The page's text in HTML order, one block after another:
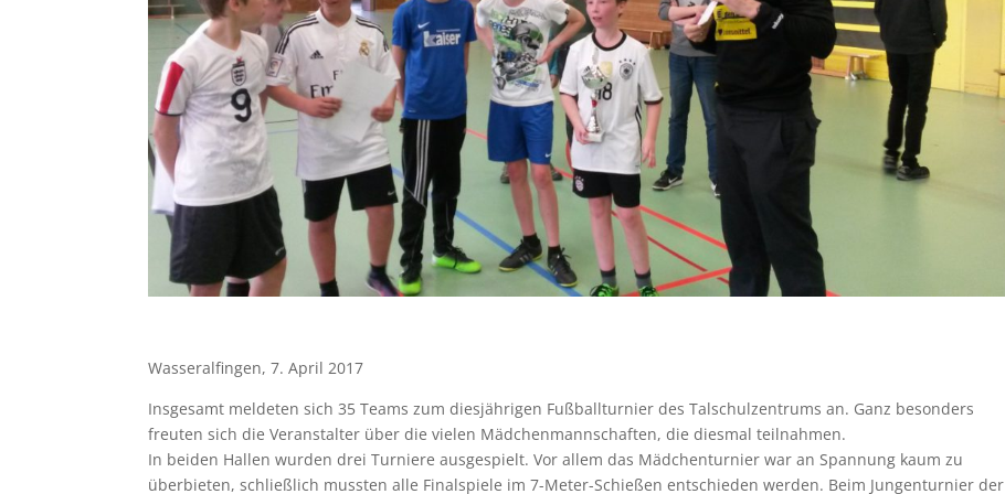
Wasseralfingen, 7. April 2017
Insgesamt meldeten sich 35 Teams zum diesjährigen Fußballturnier des Talschulzentrums an. Ganz besonders
freuten sich die Veranstalter über die vielen Mädchenmannschaften, die diesmal teilnahmen.
In beiden Hallen wurden drei Turniere ausgespielt. Vor allem das Mädchenturnier war an Spannung kaum zu
überbieten, schließlich mussten alle Finalspiele im 7-Meter-Schießen entschieden werden. Beim Jungenturnier der